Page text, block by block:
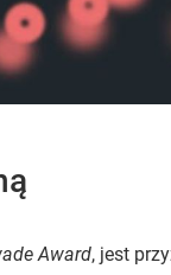
Award, jest